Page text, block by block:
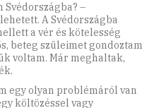
–
A Svédországba
a vér és kötelesség
beteg szüleimet gondoztam
voltam. Már meghaltak,
egy olyan problémáról van
költözéssel vagy